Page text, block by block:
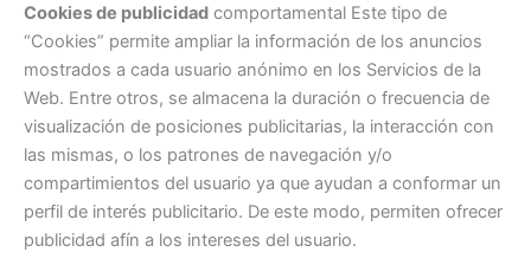
Cookies de publicidad comportamental Este tipo de
“Cookies” permite ampliar la información de los anuncios
mostrados a cada usuario anónimo en los Servicios de la
Web. Entre otros, se almacena la duración o frecuencia de
visualización de posiciones publicitarias, la interacción con
las mismas, o los patrones de navegación y/o
compartimientos del usuario ya que ayudan a conformar un
perfil de interés publicitario. De este modo, permiten ofrecer
publicidad afín a los intereses del usuario.